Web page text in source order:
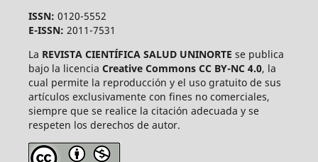
ISSN: 0120-5552
E-ISSN: 2011-7531
La REVISTA CIENTÍFICA SALUD UNINORTE se publica
bajo la licencia Creative Commons CC BY-NC 4.0, la
cual permite la reproducción y el uso gratuito de sus
artículos exclusivamente con fines no comerciales,
siempre que se realice la citación adecuada y se
respeten los derechos de autor.